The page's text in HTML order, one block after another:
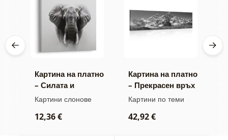
Картина на платно
– Силата и
спокойствието на
Картини слонове
12,36 €
Картина на платно
– Прекрасен връх
на планина в
Картини по теми
42,92 €